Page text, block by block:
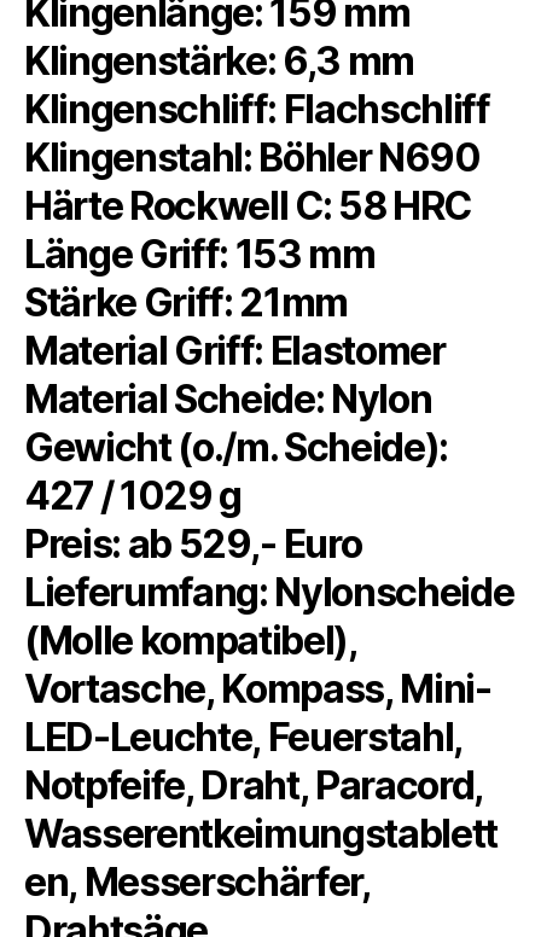
Klingenlänge: 159 mm
Klingenstärke: 6,3 mm
Klingenschliff: Flachschliff
Klingenstahl: Böhler N690
Härte Rockwell C: 58 HRC
Länge Griff: 153 mm
Stärke Griff: 21mm
Material Griff: Elastomer
Material Scheide: Nylon
Gewicht (o./m. Scheide):
427 / 1029 g
Preis: ab 529,- Euro
Lieferumfang: Nylonscheide
(Molle kompatibel),
Vortasche, Kompass, Mini-
LED-Leuchte, Feuerstahl,
Notpfeife, Draht, Paracord,
Wasserentkeimungstablett
en, Messerschärfer,